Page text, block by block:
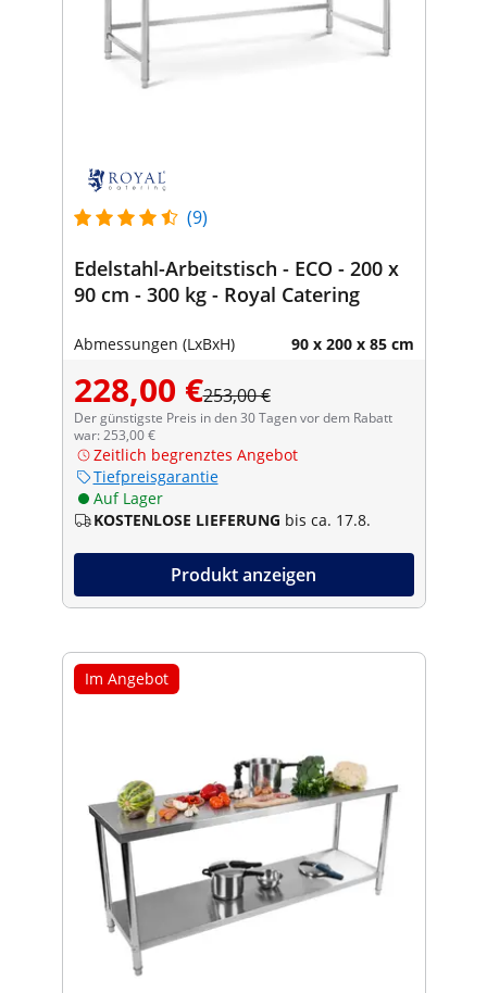
(9)
Edelstahl-Arbeitstisch - ECO - 200 x
90 cm - 300 kg - Royal Catering
Abmessungen (LxBxH) 90 x 200 x 85 cm
228,00 €253,00 €
Der günstigste Preis in den 30 Tagen vor dem Rabatt
war: 253,00 €
Zeitlich begrenztes Angebot
Tiefpreisgarantie
Auf Lager
KOSTENLOSE LIEFERUNG bis ca. 17.8.
Produkt anzeigen
Im Angebot